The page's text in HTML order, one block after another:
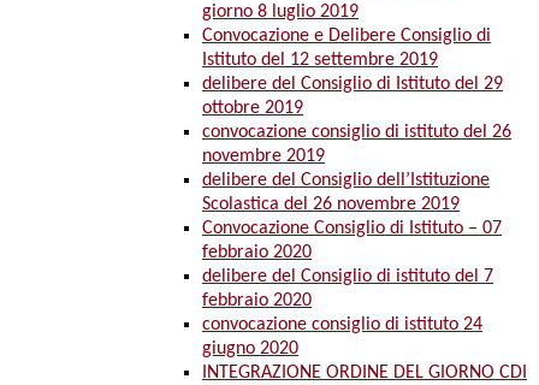
giorno 8 luglio 2019
Convocazione e Delibere Consiglio di
Istituto del 12 settembre 2019
delibere del Consiglio di Istituto del 29
ottobre 2019
convocazione consiglio di istituto del 26
novembre 2019
delibere del Consiglio dell’Istituzione
Scolastica del 26 novembre 2019
Convocazione Consiglio di Istituto – 07
febbraio 2020
delibere del Consiglio di istituto del 7
febbraio 2020
convocazione consiglio di istituto 24
giugno 2020
INTEGRAZIONE ORDINE DEL GIORNO CDI